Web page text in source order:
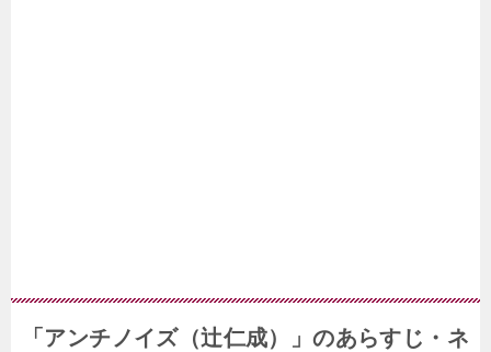
「アンチノイズ（辻仁成）」のあらすじ・ネ